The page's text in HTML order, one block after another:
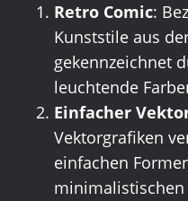
Retro Comic:
Kunststile aus
gekennzeichnet
leuchtende
Einfacher
Vektorgrafiken
einfachen
minimalistischen